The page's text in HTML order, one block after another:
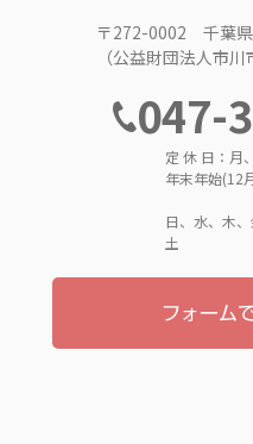
〒272-0002 千葉県
（公益財団法人市川
047-
定 休 日：月
年末年始(12
日、水、木
土
フォーム